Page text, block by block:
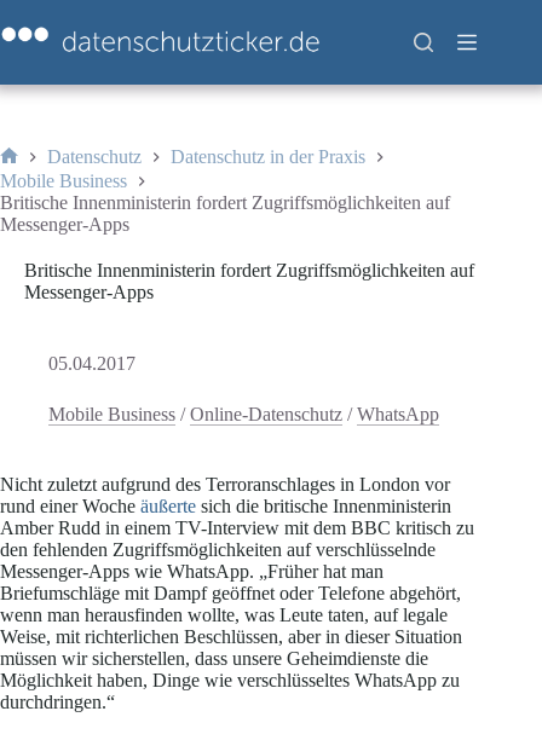
Inhalt
springen
Start
Datenschutz
Datenschutz in der Praxis
Mobile Business
Britische Innenministerin fordert Zugriffsmöglichkeiten auf
Messenger-Apps
Britische Innenministerin fordert Zugriffsmöglichkeiten auf
Messenger-Apps
05.04.2017
Mobile Business /Online-Datenschutz /WhatsApp
Nicht zuletzt aufgrund des Terroranschlages in London vor
rund einer Woche äußerte sich die britische Innenministerin
Amber Rudd in einem TV-Interview mit dem BBC kritisch zu
den fehlenden Zugriffsmöglichkeiten auf verschlüsselnde
Messenger-Apps wie WhatsApp. „Früher hat man
Briefumschläge mit Dampf geöffnet oder Telefone abgehört,
wenn man herausfinden wollte, was Leute taten, auf legale
Weise, mit richterlichen Beschlüssen, aber in dieser Situation
müssen wir sicherstellen, dass unsere Geheimdienste die
Möglichkeit haben, Dinge wie verschlüsseltes WhatsApp zu
durchdringen.“